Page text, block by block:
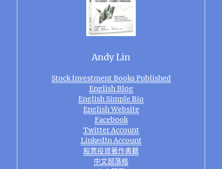
Andy Lin
Stock Investment Books Published
English Blog
English Simple Bio
English Website
Facebook
Twitter Account
LinkedIn Account
股票投資著作書籍
中文部落格